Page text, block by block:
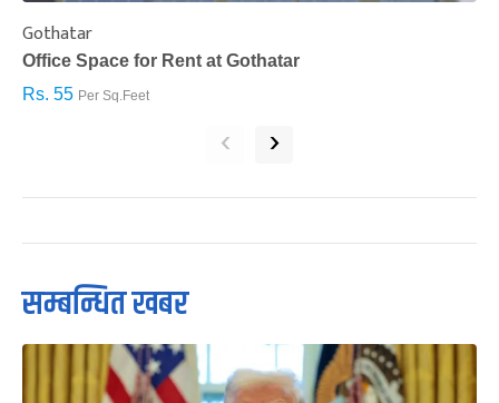
Gothatar
Office Space for Rent at Gothatar
Rs. 55 Per Sq.Feet
‹ ›
सम्बन्धित खबर